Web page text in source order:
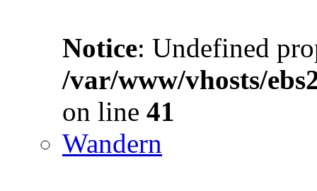
Notice: Undefined
/var/www/vhosts/
on line 41
Wandern